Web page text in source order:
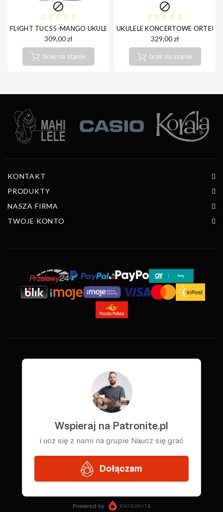

FLIGHT TUC55-MANGO UKULELE KONCERTOWE
309,00 zł
brak na stanie

UKULELE KONCERTOWE
329,00 zł
brak na stanie
KONTAKT
PRODUKTY
NASZA FIRMA
TWOJE KONTO